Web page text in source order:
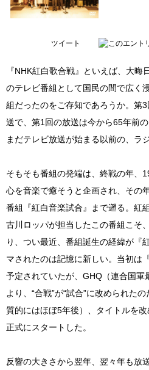
ツイート
『NHK紅白歌合戦』といえば、大晦
のテレビ番組として国民の間で広く
組だったのをご存知であろうか。第
送で、第1回の放送は今から65年前
まだテレビ放送が始まる以前の、ラ
そもそも番組の発端は、終戦の年、
心を音楽で癒そうと企画され、その
番組『紅白音楽試合』まで遡る。紅
古川ロッパが担当したこの番組こそ
り、つい最近、番組誕生の経緯が『
マされたのは記憶に新しい。当初は
予定されていたが、GHQ（連合国軍
より、“合戦”が“試合”に改められた
質的にはほぼ5年後）、タイトルを
正式にスタートした。
反響の大きさから翌年、翌々年も放